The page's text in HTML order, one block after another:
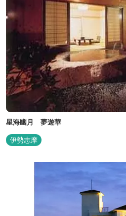
星海幽月 夢遊華
伊勢志摩